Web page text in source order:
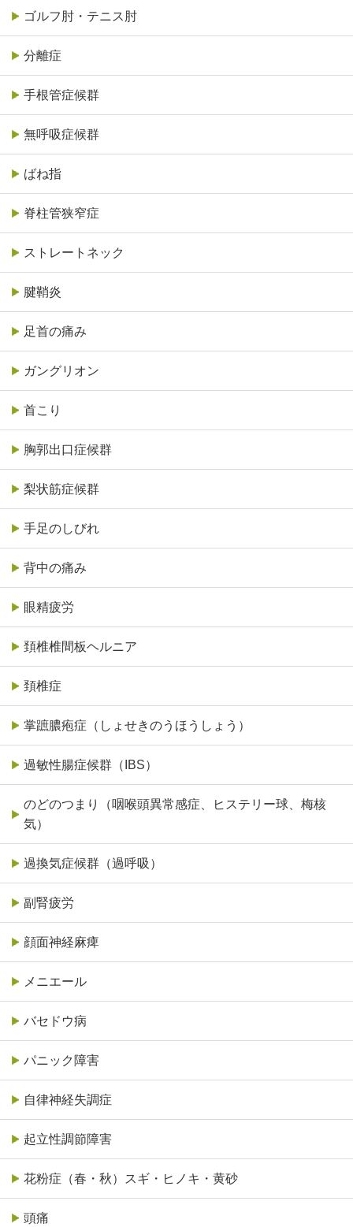
ゴルフ肘・テニス肘
分離症
手根管症候群
無呼吸症候群
ばね指
脊柱管狭窄症
ストレートネック
腱鞘炎
足首の痛み
ガングリオン
首こり
胸郭出口症候群
梨状筋症候群
手足のしびれ
背中の痛み
眼精疲労
頚椎椎間板ヘルニア
頚椎症
掌蹠膿疱症（しょせきのうほうしょう）
過敏性腸症候群（IBS）
のどのつまり（咽喉頭異常感症、ヒステリー球、梅核
気）
過換気症候群（過呼吸）
副腎疲労
顔面神経麻痺
メニエール
バセドウ病
パニック障害
自律神経失調症
起立性調節障害
花粉症（春・秋）スギ・ヒノキ・黄砂
頭痛